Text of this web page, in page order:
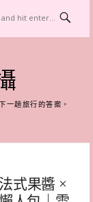
一趟旅行的答案。
式果醬 ×